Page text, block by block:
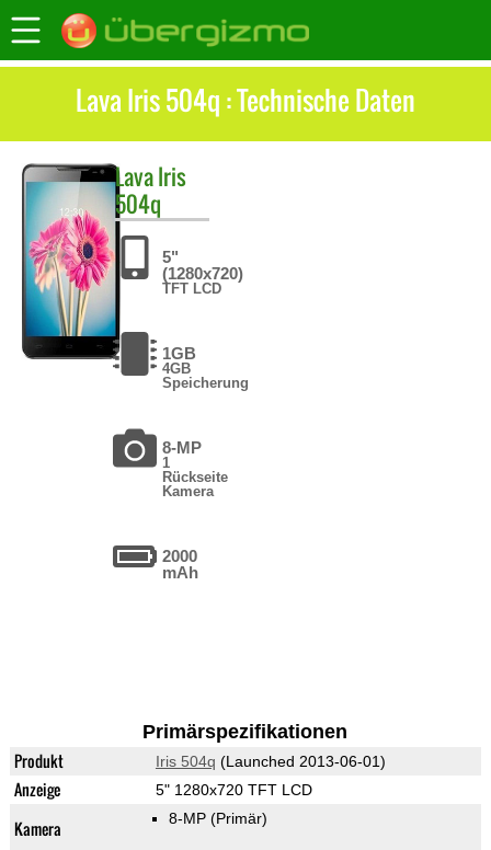
Lava Iris 504q : Technische Daten
LavaIris
504q
5"
(1280x720)
TFT LCD
1GB
4GB
Speicherung
8-MP
1
Rückseite
Kamera
2000
mAh
Primärspezifikationen
Produkt Iris 504q (Launched 2013-06-01)
Anzeige 5" 1280x720 TFT LCD
Kamera 8-MP (Primär)